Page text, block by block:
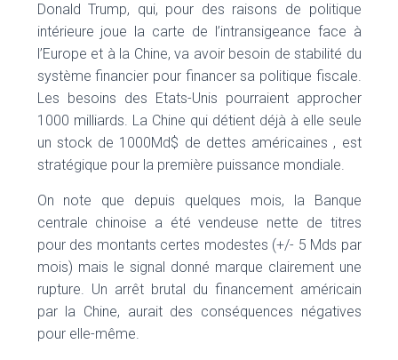
Donald Trump, qui, pour des raisons de politique
intérieure joue la carte de l’intransigeance face à
l’Europe et à la Chine, va avoir besoin de stabilité du
système financier pour financer sa politique fiscale.
Les besoins des Etats-Unis pourraient approcher
1000 milliards. La Chine qui détient déjà à elle seule
un stock de 1000Md$ de dettes américaines , est
stratégique pour la première puissance mondiale.
On note que depuis quelques mois, la Banque
centrale chinoise a été vendeuse nette de titres
pour des montants certes modestes (+/- 5 Mds par
mois) mais le signal donné marque clairement une
rupture. Un arrêt brutal du financement américain
par la Chine, aurait des conséquences négatives
pour elle-même.